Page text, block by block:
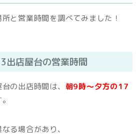
と営業時間を調べてみました！
出店屋台の営業時間
の出店時間は、 朝9時～夕方の17
る場合があり、